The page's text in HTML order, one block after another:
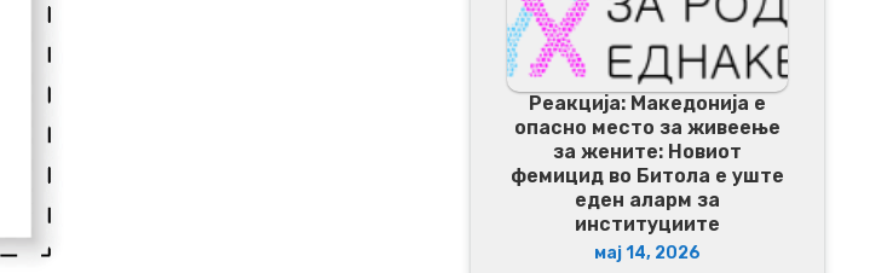
Реакција: Македонија е
опасно место за живеење
за жените: Новиот
фемицид во Битола е уште
еден аларм за
институциите
мај 14, 2026